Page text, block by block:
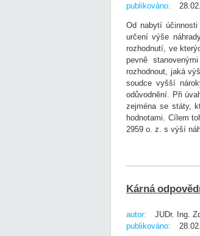
publikováno:
Od nabytí
určení výše
rozhodnutí, ve
pevně
rozhodnout, jaká
soudce vyšší
odůvodnění. Při
zejména se státy,
hodnotami. Cílem
2959 o. z. s výší
Kárná
autor:
JUDr. Ing.
publikováno: